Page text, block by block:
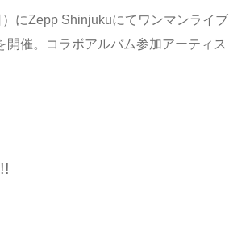
にZepp Shinjukuにてワンマンライブ
開催。コラボアルバム参加アーティス